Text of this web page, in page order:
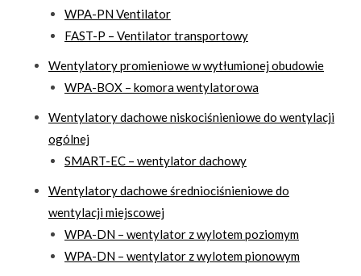
WPA-PN Ventilator
FAST-P – Ventilator transportowy
Wentylatory promieniowe w wytłumionej obudowie
WPA-BOX – komora wentylatorowa
Wentylatory dachowe niskociśnieniowe do wentylacji
ogólnej
SMART-EC – wentylator dachowy
Wentylatory dachowe średniociśnieniowe do
wentylacji miejscowej
WPA-DN – wentylator z wylotem poziomym
WPA-DN – wentylator z wylotem pionowym